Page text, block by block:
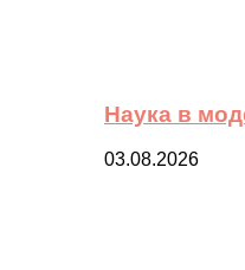
Наука в
03.08.2026